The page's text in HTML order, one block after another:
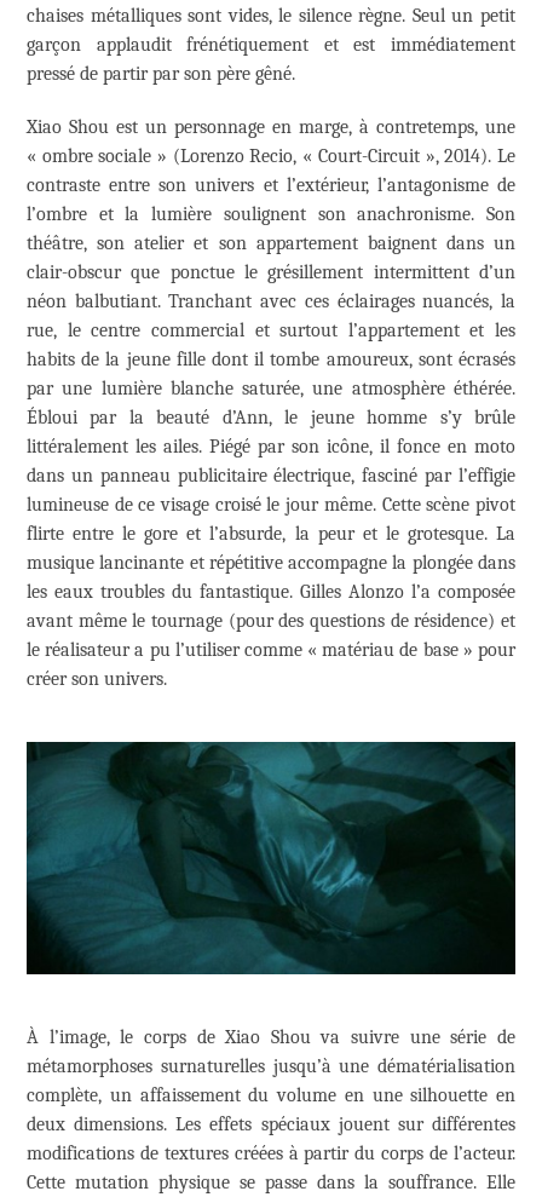
chaises métalliques sont vides, le silence règne. Seul un petit
garçon applaudit frénétiquement et est immédiatement
pressé de partir par son père gêné.
Xiao Shou est un personnage en marge, à contretemps, une
« ombre sociale » (Lorenzo Recio, « Court-Circuit », 2014). Le
contraste entre son univers et l’extérieur, l’antagonisme de
l’ombre et la lumière soulignent son anachronisme. Son
théâtre, son atelier et son appartement baignent dans un
clair-obscur que ponctue le grésillement intermittent d’un
néon balbutiant. Tranchant avec ces éclairages nuancés, la
rue, le centre commercial et surtout l’appartement et les
habits de la jeune fille dont il tombe amoureux, sont écrasés
par une lumière blanche saturée, une atmosphère éthérée.
Ébloui par la beauté d’Ann, le jeune homme s’y brûle
littéralement les ailes. Piégé par son icône, il fonce en moto
dans un panneau publicitaire électrique, fasciné par l’effigie
lumineuse de ce visage croisé le jour même. Cette scène pivot
flirte entre le gore et l’absurde, la peur et le grotesque. La
musique lancinante et répétitive accompagne la plongée dans
les eaux troubles du fantastique. Gilles Alonzo l’a composée
avant même le tournage (pour des questions de résidence) et
le réalisateur a pu l’utiliser comme « matériau de base » pour
créer son univers.
À l’image, le corps de Xiao Shou va suivre une série de
métamorphoses surnaturelles jusqu’à une dématérialisation
complète, un affaissement du volume en une silhouette en
deux dimensions. Les effets spéciaux jouent sur différentes
modifications de textures créées à partir du corps de l’acteur.
Cette mutation physique se passe dans la souffrance. Elle